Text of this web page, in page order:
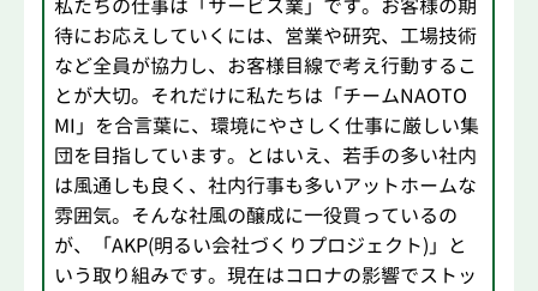
私たちの仕事は「サービス業」です。お客様の期
待にお応えしていくには、営業や研究、工場技術
など全員が協力し、お客様目線で考え行動するこ
とが大切。それだけに私たちは「チームNAOTO
MI」を合言葉に、環境にやさしく仕事に厳しい集
団を目指しています。とはいえ、若手の多い社内
は風通しも良く、社内行事も多いアットホームな
雰囲気。そんな社風の醸成に一役買っているの
が、「AKP(明るい会社づくりプロジェクト)」と
いう取り組みです。現在はコロナの影響でストッ